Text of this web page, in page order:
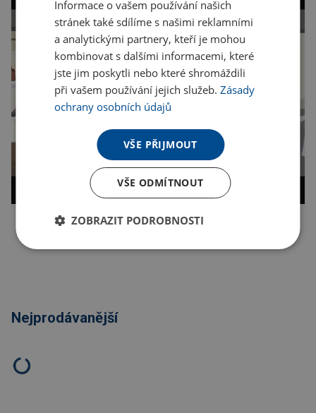
Nejprodávanější
Informace o vašem používání našich
stránek také sdílíme s našimi reklamními
a analytickými partnery, kteří je mohou
kombinovat s dalšími informacemi, které
jste jim poskytli nebo které shromáždili
při vašem používání jejich služeb.Zásady
ochrany osobních údajů
VŠE PŘIJMOUT
VŠE ODMÍTNOUT
ZOBRAZIT PODROBNOSTI